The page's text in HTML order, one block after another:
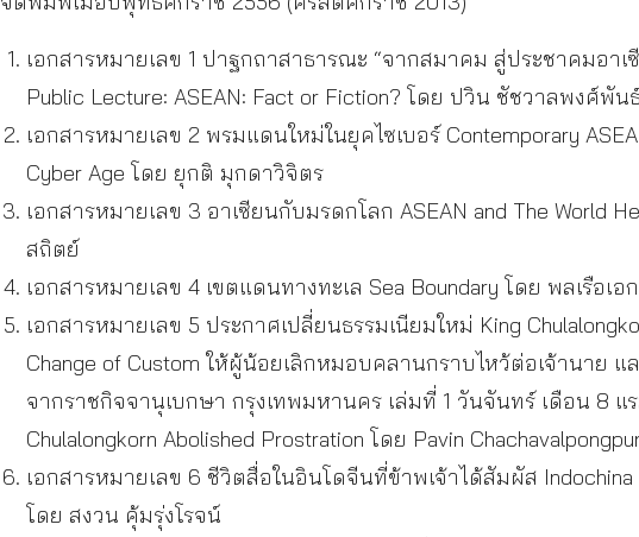
เอกสารหมายเลข 1 ปาฐกถาสาธารณะ “จากสมาคม สู่ประชาคมอาเ
Public Lecture: ASEAN: Fact or Fiction? โดย ปวิน ชัชวาลพงศ์พัน
เอกสารหมายเลข 2 พรมแดนใหม่ในยุคไซเบอร์ Contemporary
Cyber Age โดย ยุกติ มุกดาวิจิตร
เอกสารหมายเลข 3 อาเซียนกับมรดกโลก ASEAN and The World
สถิตย์
เอกสารหมายเลข 4 เขตแดนทางทะเล Sea Boundary โดย พลเรือเ
เอกสารหมายเลข 5 ประกาศเปลี่ยนธรรมเนียมใหม่ King
Change of Custom ให้ผู้น้อยเลิกหมอบคลานกราบไหว้ต่อเจ้านาย
จากราชกิจจานุเบกษา กรุงเทพมหานคร เล่มที่ 1 วันจันทร์ เดือน 8 แ
Chulalongkorn Abolished Prostration โดย Pavin
เอกสารหมายเลข 6 ชีวิตสื่อในอินโดจีนที่ข้าพเจ้าได้สัมผัส Indochina
โดย สงวน คุ้มรุ่งโรจน์